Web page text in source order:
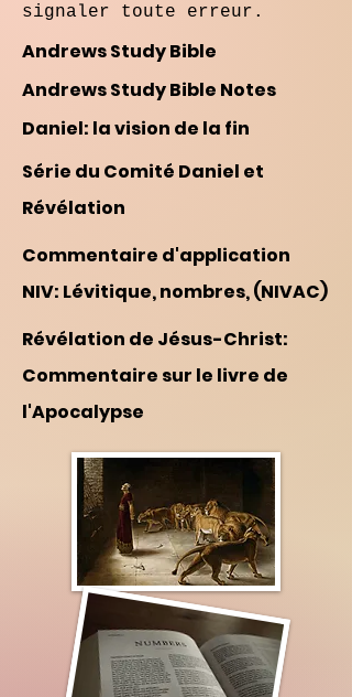
signaler toute erreur.
Andrews Study Bible
Andrews Study Bible Notes
Daniel: la vision de la fin
Série du Comité Daniel et
Révélation
Commentaire d'application
NIV: Lévitique, nombres, (NIVAC)
Révélation de Jésus-Christ:
Commentaire sur le livre de
l'Apocalypse